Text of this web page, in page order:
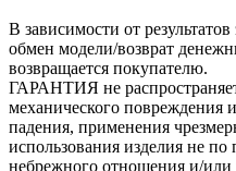
В зависимости от
обмен модели/возврат
возвращается покупателю.
ГАРАНТИЯ не
механического повреждения
падения, применения
использования изделия не
небрежного отношения и/или